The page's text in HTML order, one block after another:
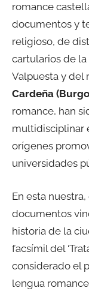
romance
documentos y
religioso, de
cartularios de
Valpuesta y del
Cardeña
romance, han
multidisciplinar
orígenes
universidades
En esta
documentos
historia de la
facsímil del
considerado el
lengua